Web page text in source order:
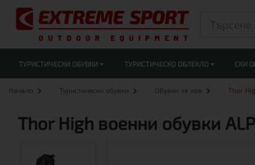
ТУРИСТИЧЕСКИ ОБУВКИ ТУРИСТИЧЕСКО ОБЛЕКЛО СКИ
Начало Туристически обувки Обувки за лов Thor
Thor High военни обувки